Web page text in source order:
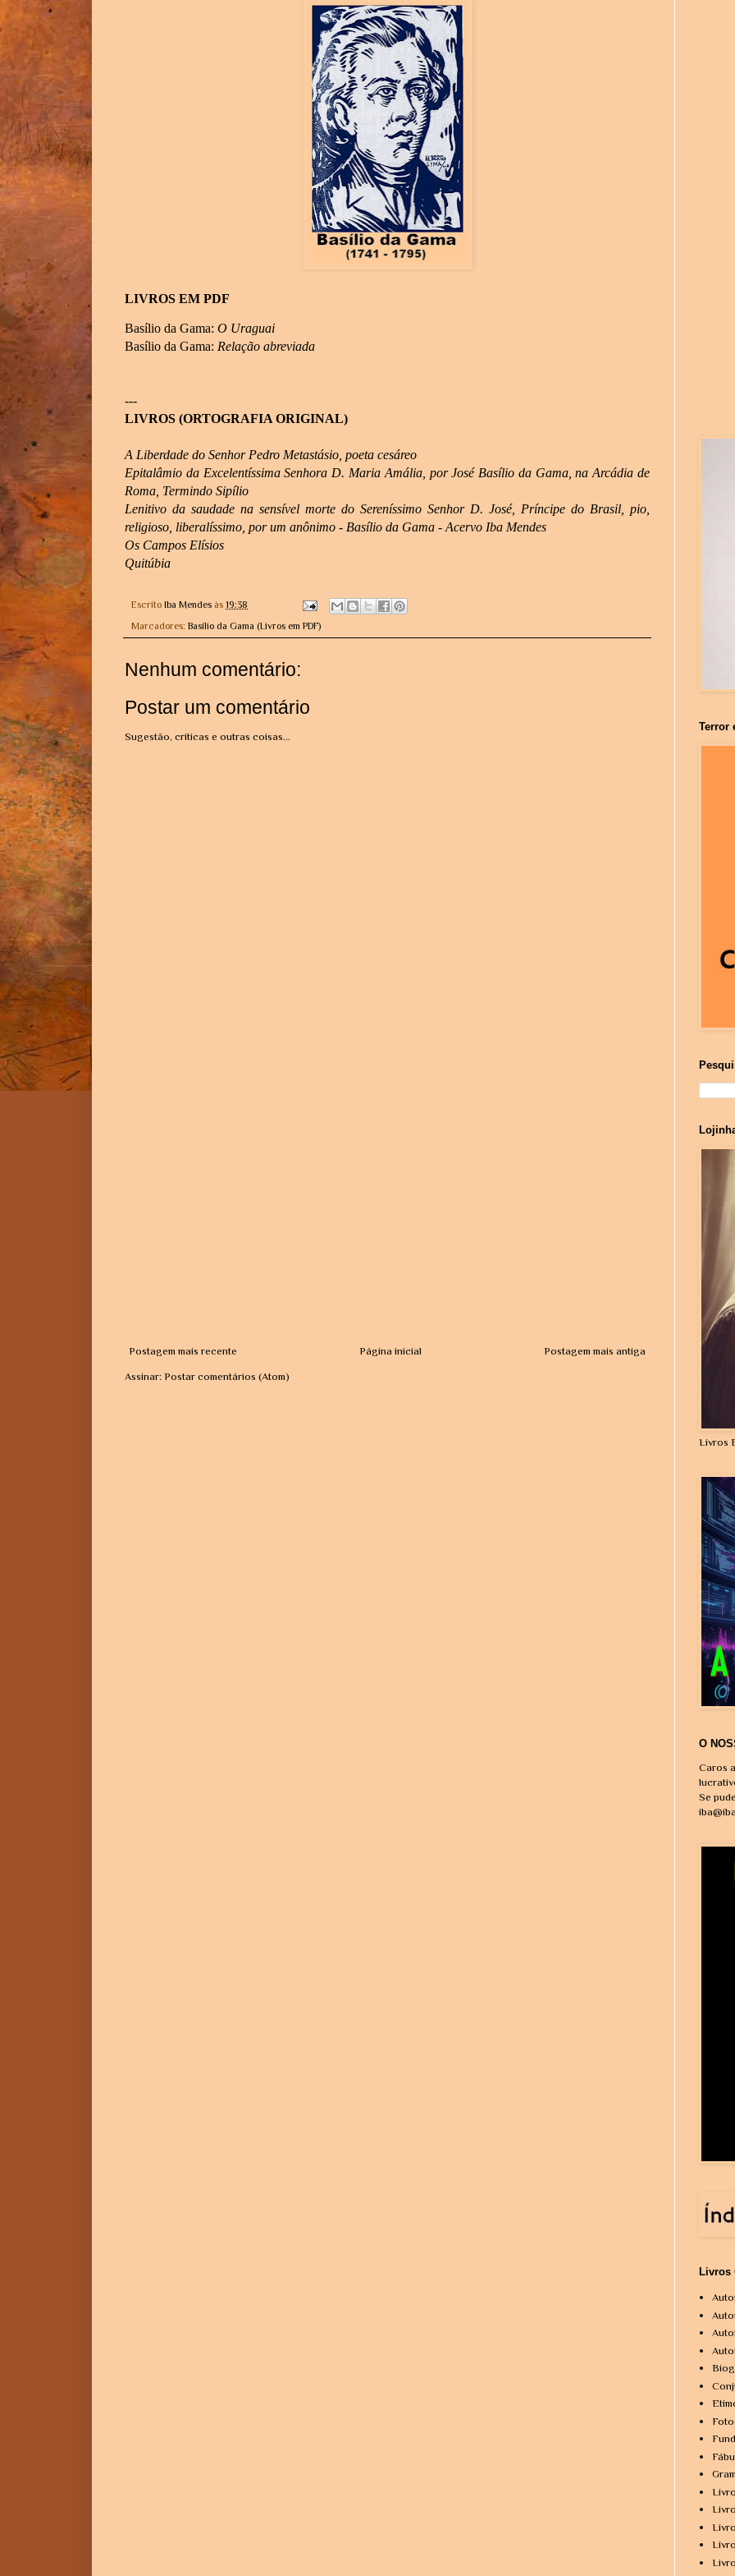
LIVROS EM PDF
Basílio da Gama: O Uraguai
Basílio da Gama: Relação abreviada
---
LIVROS (ORTOGRAFIA ORIGINAL)
A Liberdade do Senhor Pedro Metastásio, poeta cesáreo
Epitalâmio da Excelentíssima Senhora D. Maria Amália, por José Basílio da Gama, na Arcádia de
Roma, Termindo Sipílio
Lenitivo da saudade na sensível morte do Sereníssimo Senhor D. José, Príncipe do Brasil, pio,
religioso, liberalíssimo, por um anônimo - Basílio da Gama - Acervo Iba Mendes
Os Campos Elísios
Quitúbia
Escrito Iba Mendes às 19:38
Marcadores: Basílio da Gama (Livros em PDF)
Nenhum comentário:
Postar um comentário
Sugestão, críticas e outras coisas...
Postagem mais recente Postagem mais antiga
Página inicial
Assinar: Postar comentários (Atom)
Terror
Livros
O
Caros
Se
Livros